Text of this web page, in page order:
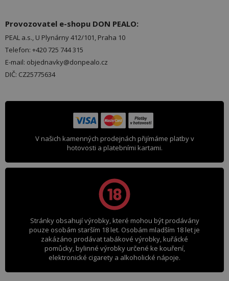
Provozovatel e-shopu DON PEALO:
PEAL a.s., U Plynárny 412/101, Praha 10
Telefon: +420 725 744 315
E-mail: objednavky@donpealo.cz
DIČ: CZ25775634
V našich kamenných prodejnách přijímáme platby v
hotovosti a platebními kartami.
Stránky obsahují výrobky, které mohou být prodávány
pouze osobám starším 18 let. Osobám mladším 18 let je
zakázáno prodávat tabákové výrobky, kuřácké
pomůcky, bylinné výrobky určené ke kouření,
elektronické cigarety a alkoholické nápoje.